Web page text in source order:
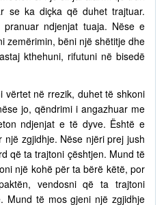
se ka diçka që duhet trajtuar.
ndjenjat tuaja. Nëse e
zemërimin, bëni një shëtitje dhe
kthehuni, rifutuni në bisedë
vërtet në rrezik, duhet të shkoni
jo, qëndrimi i angazhuar me
ndjenjat e të dyve. Është e
zgjidhje. Nëse njëri prej jush
që ta trajtoni çështjen. Mund të
një kohë për ta bërë këtë, por
vendosni që ta trajtoni
Mund të mos gjeni një zgjidhje